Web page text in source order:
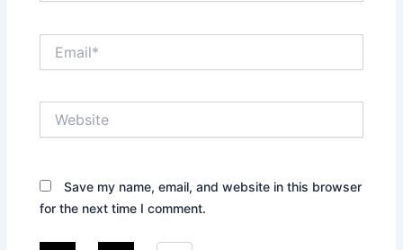
Save my name, email, and website in this browser
for the next time I comment.